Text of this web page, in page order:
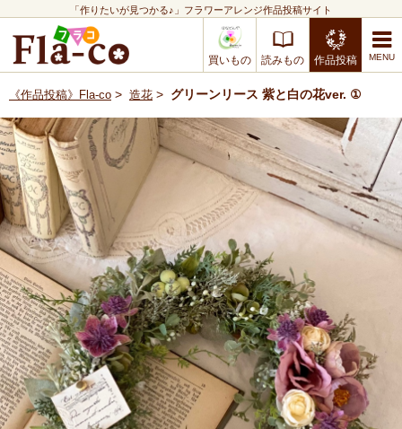
「作りたいが見つかる♪」フラワーアレンジ作品投稿サイト
買いもの 読みもの 作品投稿
《作品投稿》Fla-co > 造花 > グリーンリース 紫と白の花ver. ①